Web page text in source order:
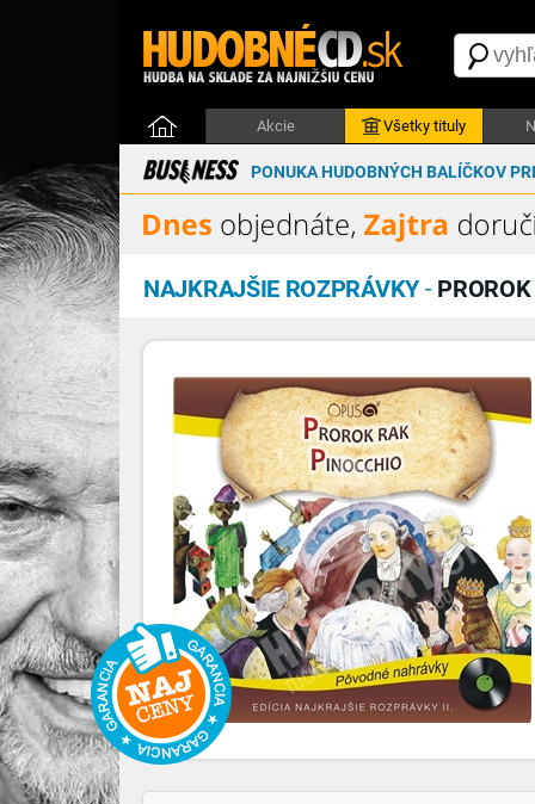
Akcie Všetky tituly
PONUKA HUDOBNÝCH BALÍČKOV
NAJKRAJŠIE ROZPRÁVKY-